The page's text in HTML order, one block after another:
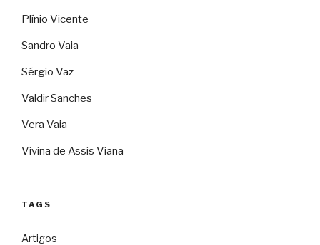
Plínio Vicente
Sandro Vaia
Sérgio Vaz
Valdir Sanches
Vera Vaia
Vivina de Assis Viana
TAGS
Artigos